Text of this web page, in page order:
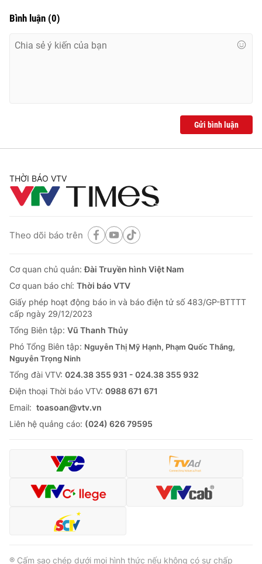
Bình luận (0)
Gửi bình luận
THỜI BÁO VTV
Theo dõi báo trên
Cơ quan chủ quản:Đài Truyền hình Việt Nam
Cơ quan báo chí: Thời báo VTV
Giấy phép hoạt động báo in và báo điện tử số 483/GP-BTTTT
cấp ngày 29/12/2023
Tổng Biên tập: Vũ Thanh Thủy
Phó Tổng Biên tập: Nguyễn Thị Mỹ Hạnh, Phạm Quốc Thắng,
Nguyễn Trọng Ninh
Tổng đài VTV: 024.38 355 931 - 024.38 355 932
Ðiện thoại Thời báo VTV: 0988 671 671
Email: toasoan@vtv.vn
Liên hệ quảng cáo: (024) 626 79595
® Cấm sao chép dưới mọi hình thức nếu không có sự chấp